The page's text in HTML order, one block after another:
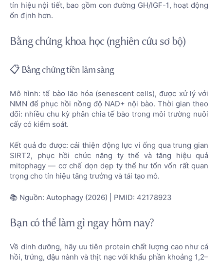
tín hiệu nội tiết, bao gồm con đường GH/IGF-1, hoạt động
ổn định hơn.
Bằng chứng khoa học (nghiên cứu sơ bộ)
📋 Bằng chứng tiền lâm sàng
Mô hình: tế bào lão hóa (senescent cells), được xử lý với
NMN để phục hồi nồng độ NAD+ nội bào. Thời gian theo
dõi: nhiều chu kỳ phân chia tế bào trong môi trường nuôi
cấy có kiểm soát.
Kết quả đo được: cải thiện động lực vi ống qua trung gian
SIRT2, phục hồi chức năng ty thể và tăng hiệu quả
mitophagy — cơ chế dọn dẹp ty thể hư tổn vốn rất quan
trọng cho tín hiệu tăng trưởng và tái tạo mô.
📚 Nguồn: Autophagy (2026) | PMID: 42178923
Bạn có thể làm gì ngay hôm nay?
Về dinh dưỡng, hãy ưu tiên protein chất lượng cao như cá
hồi, trứng, đậu nành và thịt nạc với khẩu phần khoảng 1,2–